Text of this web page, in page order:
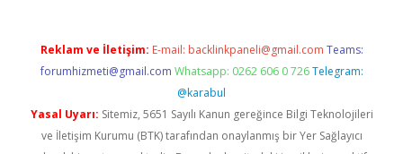
Reklam ve İletişim: E-mail: backlinkpaneli@gmail.com Teams:
forumhizmeti@gmail.com Whatsapp: 0262 606 0 726 Telegram:
@karabul
Yasal Uyarı: Sitemiz, 5651 Sayılı Kanun gereğince Bilgi Teknolojileri
ve İletişim Kurumu (BTK) tarafından onaylanmış bir Yer Sağlayıcı